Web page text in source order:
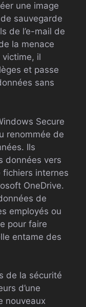
une image
sauvegarde
de l’e-mail de
la menace
victime, il
et passe
sans
Secure
renommée de
Ils
données vers
internes
OneDrive.
de
employés ou
pour faire
entame des
de la sécurité
d’une
nouveaux